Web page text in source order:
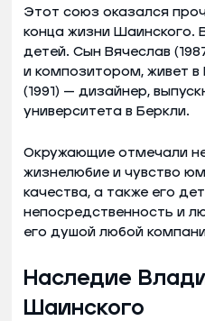
Этот союз оказался
конца жизни Шаинского.
детей. Сын Вячеслав
и композитором, живет
(1991) — дизайнер,
университета в Беркли.
Окружающие отмечали
жизнелюбие и чувство
качества, а также его
непосредственность и
его душой любой
Наследие
Шаинского